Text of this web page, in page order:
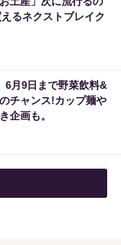
るネクストブレイク
6月9日まで野菜飲料&
チャンス!カップ麺や
企画も。